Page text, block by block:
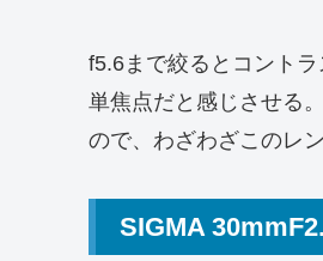
f5.6まで絞るとコント
単焦点だと感じさせる
ので、わざわざこのレ
SIGMA